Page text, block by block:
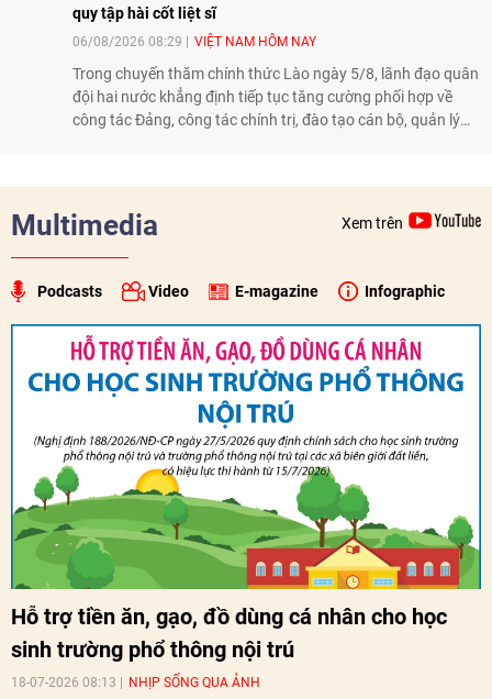
quy tập hài cốt liệt sĩ
06/08/2026 08:29 VIỆT NAM HÔM NAY
Trong chuyến thăm chính thức Lào ngày 5/8, lãnh đạo quân
đội hai nước khẳng định tiếp tục tăng cường phối hợp về
công tác Đảng, công tác chính trị, đào tạo cán bộ, quản lý
Multimedia Xem trên
Podcasts Video E-magazine Infographic
Hỗ trợ tiền ăn, gạo, đồ dùng cá nhân cho học
sinh trường phổ thông nội trú
18-07-2026 08:13 NHỊP SỐNG QUA ẢNH